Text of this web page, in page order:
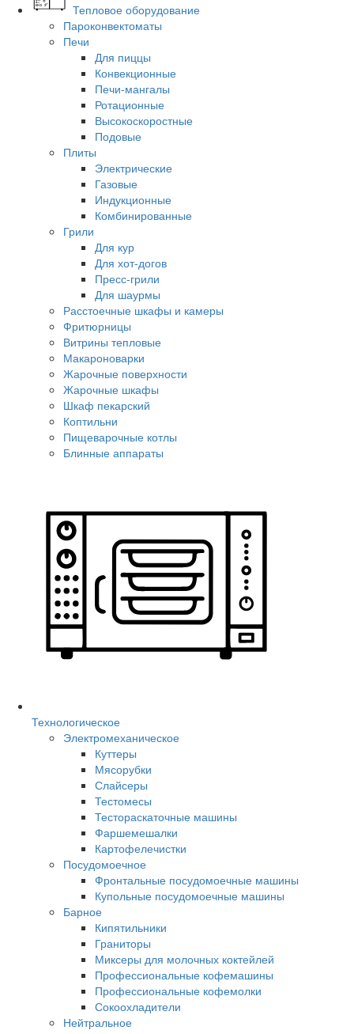
Тепловое оборудование
Пароконвектоматы
Печи
Для пиццы
Конвекционные
Печи-мангалы
Ротационные
Высокоскоростные
Подовые
Плиты
Электрические
Газовые
Индукционные
Комбинированные
Грили
Для кур
Для хот-догов
Пресс-грили
Для шаурмы
Расстоечные шкафы и камеры
Фритюрницы
Витрины тепловые
Макароноварки
Жарочные поверхности
Жарочные шкафы
Шкаф пекарский
Коптильни
Пищеварочные котлы
Блинные аппараты
Технологическое
Электромеханическое
Куттеры
Мясорубки
Слайсеры
Тестомесы
Тестораскаточные машины
Фаршемешалки
Картофелечистки
Посудомоечное
Фронтальные посудомоечные машины
Купольные посудомоечные машины
Барное
Кипятильники
Граниторы
Миксеры для молочных коктейлей
Профессиональные кофемашины
Профессиональные кофемолки
Сокоохладители
Нейтральное